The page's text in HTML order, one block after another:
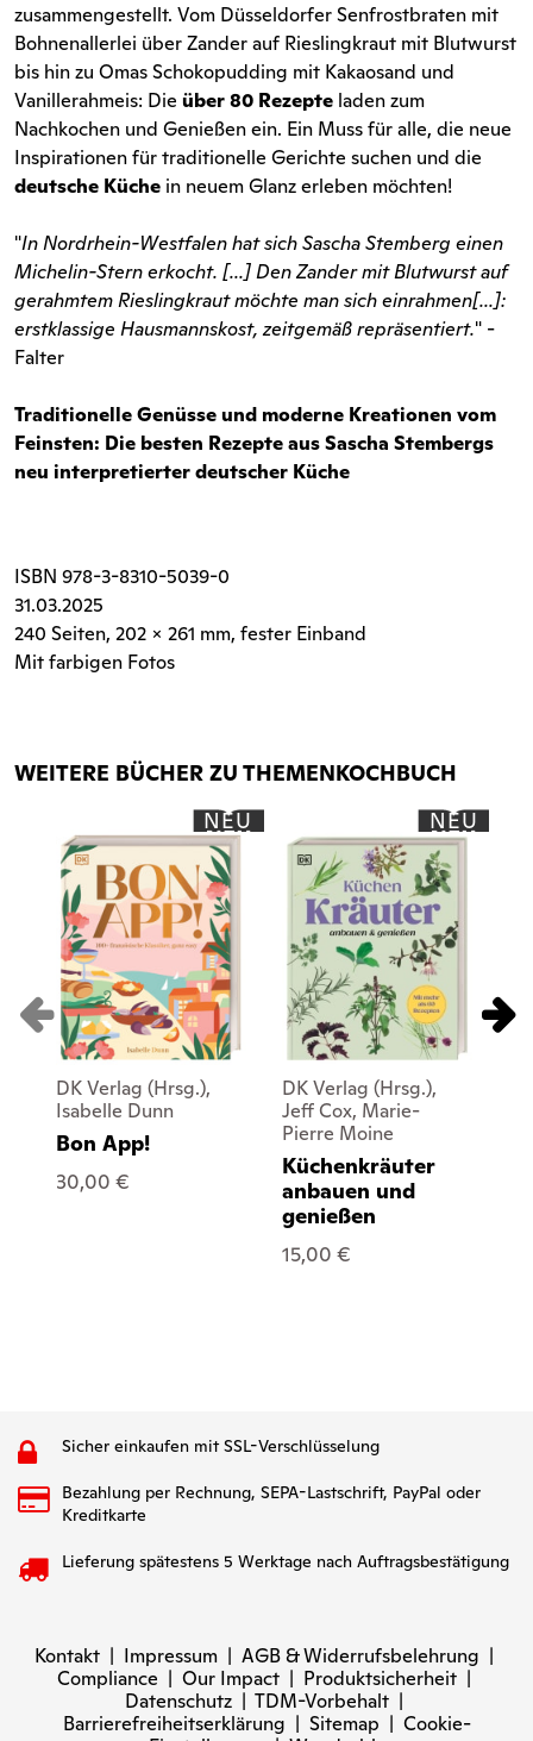
zusammengestellt. Vom Düsseldorfer Senfrostbraten mit
Bohnenallerlei über Zander auf Rieslingkraut mit Blutwurst
bis hin zu Omas Schokopudding mit Kakaosand und
Vanillerahmeis: Die über 80 Rezepte laden zum
Nachkochen und Genießen ein. Ein Muss für alle, die neue
Inspirationen für traditionelle Gerichte suchen und die
deutsche Küche in neuem Glanz erleben möchten!
"In Nordrhein-Westfalen hat sich Sascha Stemberg einen
Michelin-Stern erkocht. [...] Den Zander mit Blutwurst auf
gerahmtem Rieslingkraut möchte man sich einrahmen[...]:
erstklassige Hausmannskost, zeitgemäß repräsentiert." -
Falter
Traditionelle Genüsse und moderne Kreationen vom
Feinsten: Die besten Rezepte aus Sascha Stembergs
neu interpretierter deutscher Küche
ISBN 978-3-8310-5039-0
31.03.2025
240 Seiten, 202 x 261 mm, fester Einband
Mit farbigen Fotos
WEITERE BÜCHER ZU THEMENKOCHBUCH
NEU
DK Verlag (Hrsg.),
Isabelle Dunn
Bon App!
30,00 €
NEU
DK Verlag (Hrsg.),
Jeff Cox, Marie-
Pierre Moine
Küchenkräuter
anbauen und
genießen
15,00 €
Sicher einkaufen mit SSL-Verschlüsselung
Bezahlung per Rechnung, SEPA-Lastschrift, PayPal oder
Kreditkarte
Lieferung spätestens 5 Werktage nach Auftragsbestätigung
Kontakt | Impressum | AGB & Widerrufsbelehrung |
Compliance | Our Impact | Produktsicherheit |
Datenschutz | TDM-Vorbehalt |
Barrierefreiheitserklärung | Sitemap | Cookie-